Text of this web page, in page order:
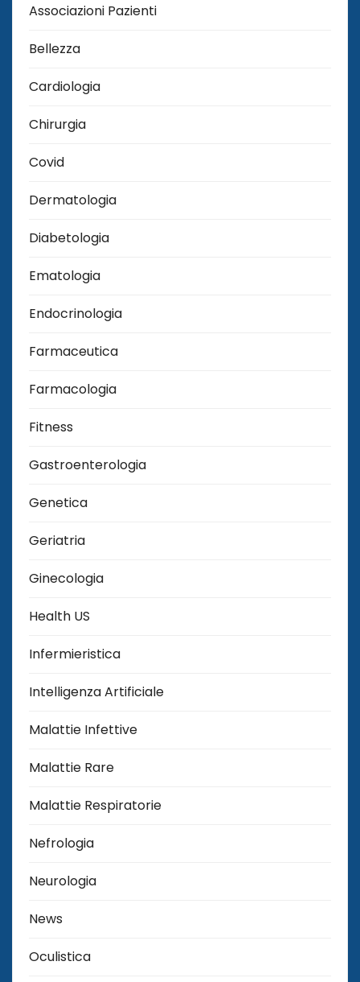
Associazioni Pazienti
Bellezza
Cardiologia
Chirurgia
Covid
Dermatologia
Diabetologia
Ematologia
Endocrinologia
Farmaceutica
Farmacologia
Fitness
Gastroenterologia
Genetica
Geriatria
Ginecologia
Health US
Infermieristica
Intelligenza Artificiale
Malattie Infettive
Malattie Rare
Malattie Respiratorie
Nefrologia
Neurologia
News
Oculistica